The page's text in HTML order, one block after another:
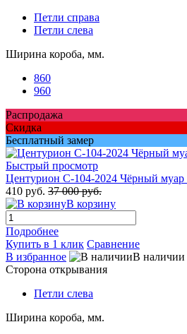
Петли справа
Петли слева
Ширина короба, мм.
860
960
Распродажа
Скидка
Бесплатный замер
Быстрый просмотр
Центурион С-104-2024 Чёрный муар
410 руб. 37 000 руб.
В корзину
Подробнее
Купить в 1 клик Сравнение
В избранное
В наличии
Сторона открывания
Петли слева
Ширина короба, мм.